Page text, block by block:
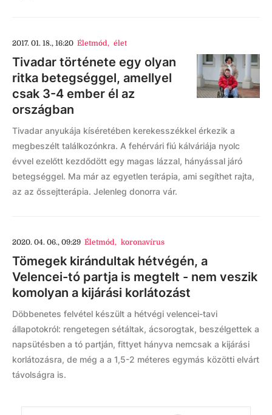
2017. 01. 18., 16:20 Életmód, élet
Tivadar története egy olyan
ritka betegséggel, amellyel
csak 3-4 ember él az
országban
Tivadar anyukája kíséretében kerekesszékkel érkezik a
megbeszélt találkozónkra. A fehérvári fiú kálváriája nyolc
évvel ezelőtt kezdődött egy magas lázzal, hányással járó
betegséggel. Ma már az egyetlen terápia, ami segíthet rajta,
az az őssejtterápia. Jelenleg donorra vár.
2020. 04. 06., 09:29 Életmód, koronavírus
Tömegek kirándultak hétvégén, a
Velencei-tó partja is megtelt - nem veszik
komolyan a kijárási korlátozást
Döbbenetes felvétel készült a hétvégi velencei-tavi
állapotokról: rengetegen sétáltak, ácsorogtak, beszélgettek a
napsütésben a tó partján, fittyet hányva nemcsak a kijárási
korlátozásra, de még a a 1,5-2 méteres egymás közötti elvárt
távolságra is.